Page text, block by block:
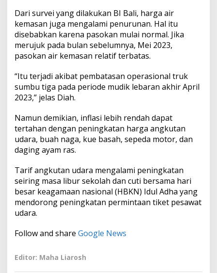
Dari survei yang dilakukan BI Bali, harga air
kemasan juga mengalami penurunan. Hal itu
disebabkan karena pasokan mulai normal. Jika
merujuk pada bulan sebelumnya, Mei 2023,
pasokan air kemasan relatif terbatas.
“Itu terjadi akibat pembatasan operasional truk
sumbu tiga pada periode mudik lebaran akhir April
2023,” jelas Diah.
Namun demikian, inflasi lebih rendah dapat
tertahan dengan peningkatan harga angkutan
udara, buah naga, kue basah, sepeda motor, dan
daging ayam ras.
Tarif angkutan udara mengalami peningkatan
seiring masa libur sekolah dan cuti bersama hari
besar keagamaan nasional (HBKN) Idul Adha yang
mendorong peningkatan permintaan tiket pesawat
udara.
Follow and share Google News
Editor: Maha Liarosh